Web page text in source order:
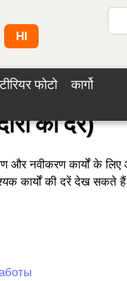
HI
फोटो
कार्गो
की दरें)
और नवीकरण कार्यों
कार्यों की दरें देख सकते